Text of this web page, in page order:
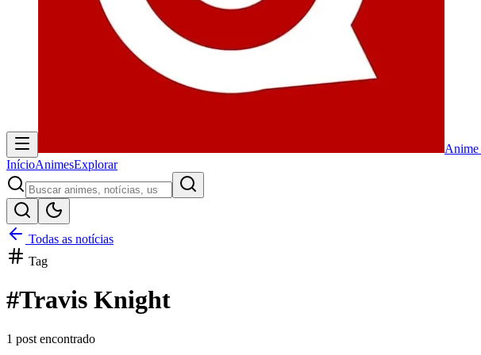
Anime
InícioAnimesExplorar
Todas as notícias
Tag
#Travis Knight
1 post encontrado